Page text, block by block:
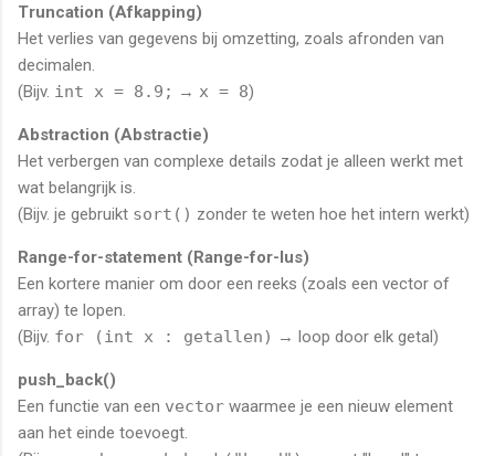
Truncation (Afkapping)
Het verlies van gegevens bij omzetting, zoals afronden van
decimalen.
(Bijv. int x = 8.9; → x = 8)
Abstraction (Abstractie)
Het verbergen van complexe details zodat je alleen werkt met
wat belangrijk is.
(Bijv. je gebruikt sort() zonder te weten hoe het intern werkt)
Range-for-statement (Range-for-lus)
Een kortere manier om door een reeks (zoals een vector of
array) te lopen.
(Bijv. for (int x : getallen) → loop door elk getal)
push_back()
Een functie van een vector waarmee je een nieuw element
aan het einde toevoegt.